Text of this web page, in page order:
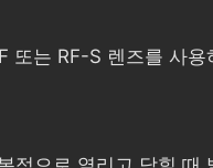
또는 RF-S 렌즈를 사